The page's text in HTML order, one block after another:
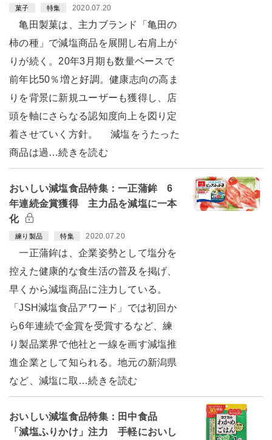
菓子 特集 2020.07.20
亀田製菓は、主力ブランド「亀田の
柿の種」で減塩商品を展開し右肩上が
りが続く。20年3月期も数量ベースで
前年比50％増と好調。健康志向の高ま
りを背景に新規ユーザーも獲得し、店
頭を軸にさらなる認知度向上を図り定
着させていく方針。 減塩をうたった
商品は過…続きを読む
おいしい減塩食品特集：一正蒲鉾 6
年連続金賞獲得 主力品を減塩に一本
化
練り製品 特集 2020.07.20
一正蒲鉾は、企業姿勢として塩分を
控えた健康的な食生活の普及を掲げ、
早くから減塩商品に注力している。
「JSH減塩食品アワード」では初回か
ら6年連続で金賞を受賞するなど、練
り製品業界で他社と一線を画す減塩推
進企業として知られる。地元の新潟県
など、減塩に取…続きを読む
おいしい減塩食品特集：田中食品
「減塩ふりかけ」注力 手軽においし